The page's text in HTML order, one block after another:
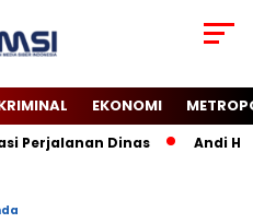
EKONOMI
Dinas Andi